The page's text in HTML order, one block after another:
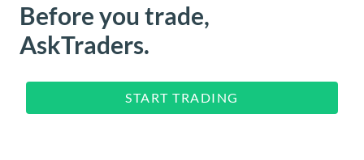
Before you trade,
AskTraders.
START TRADING